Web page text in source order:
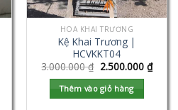
HOA KHAI TRƯƠNG
Kệ Khai Trương |
HCVKKT04
3.000.000₫ 2.500.000 ₫
Thêm vào giỏ hàng